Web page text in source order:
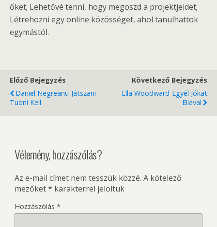
őket; Lehetővé tenni, hogy megoszd a projektjeidet;
Létrehozni egy online közösséget, ahol tanulhattok
egymástól.
Előző Bejegyzés
Daniel Negreanu-Játszani
Tudni Kell
Következő Bejegyzés
Ella Woodward-Egyél Jókat
Ellával
Vélemény, hozzászólás?
Az e-mail címet nem tesszük közzé. A kötelező
mezőket* karakterrel jelöltük
Hozzászólás *